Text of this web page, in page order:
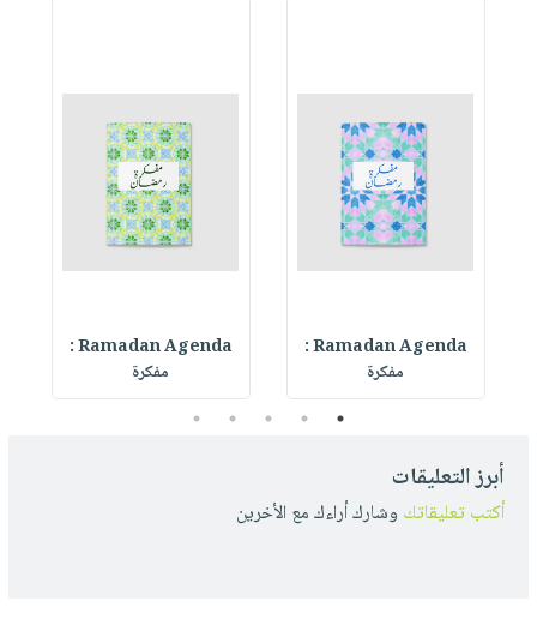
Ramadan Agenda :
مفكرة
Ramadan Agenda :
مفكرة
1
2
3
4
5
أبرز التعليقات
أكتب تعليقاتك وشارك أراءك مع الأخرين